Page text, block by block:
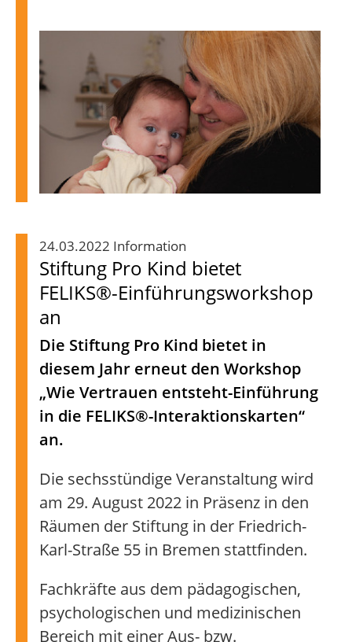
24.03.2022 Information
Stiftung Pro Kind bietet
FELIKS®-Einführungsworkshop
an
Die Stiftung Pro Kind bietet in
diesem Jahr erneut den Workshop
„Wie Vertrauen entsteht-Einführung
in die FELIKS®-Interaktionskarten“
an.
Die sechsstündige Veranstaltung wird
am 29. August 2022 in Präsenz in den
Räumen der Stiftung in der Friedrich-
Karl-Straße 55 in Bremen stattfinden.
Fachkräfte aus dem pädagogischen,
psychologischen und medizinischen
Bereich mit einer Aus- bzw.